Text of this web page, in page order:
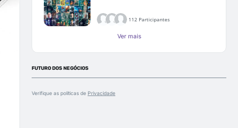
112 Participantes
Ver mais
FUTURO DOS NEGÓCIOS
Verifique as políticas de Privacidade